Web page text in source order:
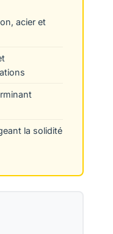
acier et
la solidité